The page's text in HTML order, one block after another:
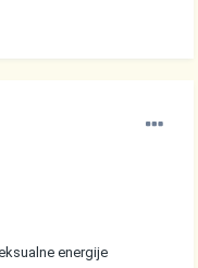
energije